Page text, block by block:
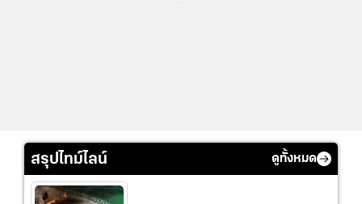
สรุปไทม์ไลน์ ดูทั้งหมด